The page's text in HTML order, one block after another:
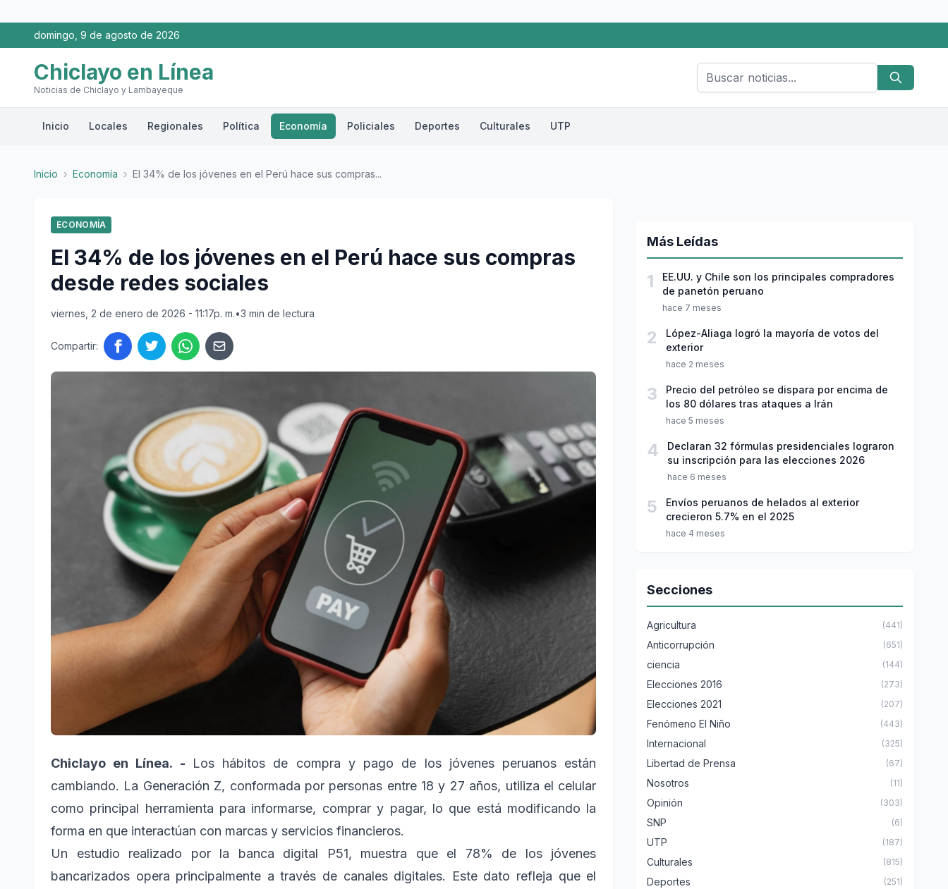
domingo, 9 de agosto de 2026
Chiclayo en Línea
Noticias de Chiclayo y Lambayeque
Inicio Locales Regionales Política Economía Policiales Deportes Culturales UTP
Inicio › Economía › El 34% de los jóvenes en el Perú hace sus compras...
ECONOMÍA
El 34% de los jóvenes en el Perú hace sus compras
desde redes sociales
viernes, 2 de enero de 2026 - 11:17p. m.•3 min de lectura
Compartir:
Chiclayo en Línea. - Los hábitos de compra y pago de los jóvenes peruanos están
cambiando. La Generación Z, conformada por personas entre 18 y 27 años, utiliza el celular
como principal herramienta para informarse, comprar y pagar, lo que está modificando la
forma en que interactúan con marcas y servicios financieros.
Un estudio realizado por la banca digital P51, muestra que el 78% de los jóvenes
bancarizados opera principalmente a través de canales digitales. Este dato refleja que el
Más Leídas
1
EE.UU. y Chile son los principales compradores
de panetón peruano
hace 7 meses
2
López-Aliaga logró la mayoría de votos del
exterior
hace 2 meses
3
Precio del petróleo se dispara por encima de
los 80 dólares tras ataques a Irán
hace 5 meses
4
Declaran 32 fórmulas presidenciales lograron
su inscripción para las elecciones 2026
hace 6 meses
5
Envíos peruanos de helados al exterior
crecieron 5.7% en el 2025
hace 4 meses
Secciones
Agricultura (441)
Anticorrupción (651)
ciencia (144)
Elecciones 2016 (273)
Elecciones 2021 (207)
Fenómeno El Niño (443)
Internacional (325)
Libertad de Prensa (67)
Nosotros (11)
Opinión (303)
SNP (6)
UTP (187)
Culturales (815)
Deportes (251)